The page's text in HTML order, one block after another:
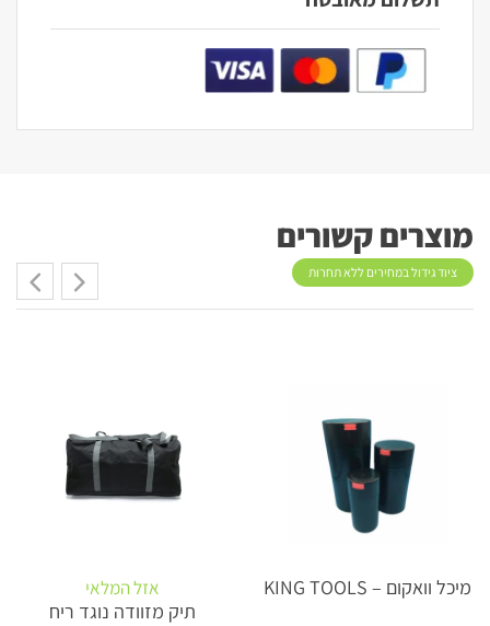
מוצרים קשורים
ציוד גידול במחירים ללא תחרות
מיכל וואקום – KING TOOLS אזל המלאי
תיק מזוודה נוגד ריח